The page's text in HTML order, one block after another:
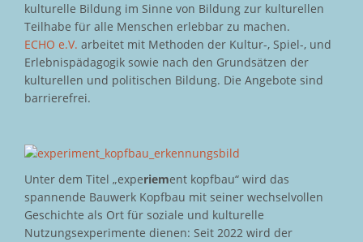
kulturelle Bildung im Sinne von Bildung zur kulturellen
Teilhabe für alle Menschen erlebbar zu machen.
ECHO e.V. arbeitet mit Methoden der Kultur-, Spiel-, und
Erlebnispädagogik sowie nach den Grundsätzen der
kulturellen und politischen Bildung. Die Angebote sind
barrierefrei.
Unter dem Titel „experiement kopfbau“ wird das
spannende Bauwerk Kopfbau mit seiner wechselvollen
Geschichte als Ort für soziale und kulturelle
Nutzungsexperimente dienen: Seit 2022 wird der